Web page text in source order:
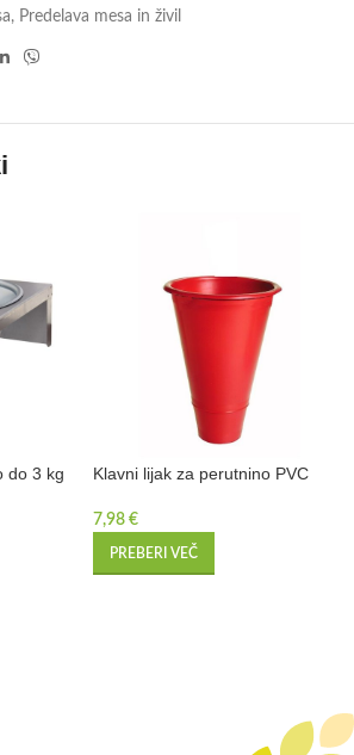
, Predelava mesa in živil
do 3 kg Klavni lijak za perutnino PVC
7,98 €
PREBERI VEČ